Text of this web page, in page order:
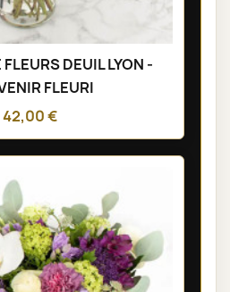
DEUIL LYON -
FLEURI
42,00 €